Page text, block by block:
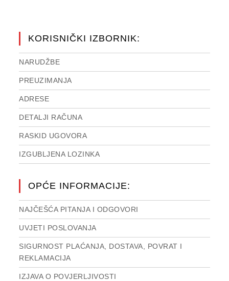
KORISNIČKI IZBORNIK:
NARUDŽBE
PREUZIMANJA
ADRESE
DETALJI RAČUNA
RASKID UGOVORA
IZGUBLJENA LOZINKA
OPĆE INFORMACIJE:
NAJČEŠĆA PITANJA I ODGOVORI
UVJETI POSLOVANJA
SIGURNOST PLAĆANJA, DOSTAVA, POVRAT I
REKLAMACIJA
IZJAVA O POVJERLJIVOSTI